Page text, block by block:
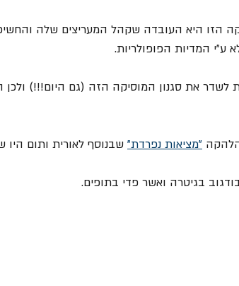
הזו היא העובדה שקהל המעריצים שלה
ע"י המדיות הפופולריות.
לשדר את סגנון המוסיקה הזה (גם היום!!!)
"מציאות נפרדת" שבנוסף לאורית ותום היו
בגיטרה ואשר פדי בתופים.